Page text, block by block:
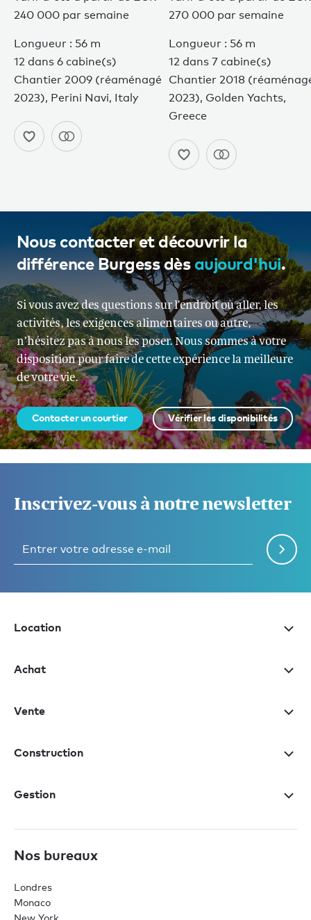
240 000 par semaine
Longueur : 56 m
12 dans 6 cabine(s)
Chantier 2009 (réaménagé
2023), Perini Navi, Italy
270 000 par semaine
Longueur : 56 m
12 dans 7 cabine(s)
Chantier 2018
2023), Golden Yachts,
Greece
Nous contacter et découvrir la
différence Burgess dès aujourd'hui.
Si vous avez des questions sur l’endroit où aller, les
activités, les exigences alimentaires ou autre,
n’hésitez pas à nous les poser. Nous sommes à votre
disposition pour faire de cette expérience la meilleure
de votre vie.
Contacter un courtier Vérifier les disponibilités
Inscrivez-vous à notre newsletter
Location
Achat
Vente
Construction
Gestion
Nos bureaux
Londres
Monaco